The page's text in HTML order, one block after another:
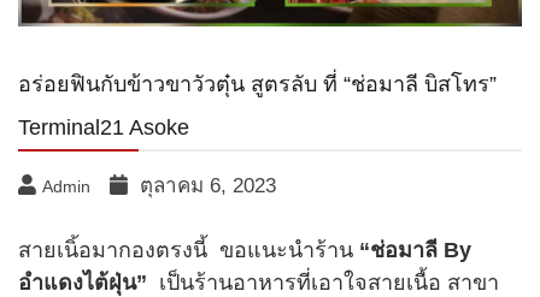
อร่อยฟินกับข้าวขาวัวตุ๋น สูตรลับ ที่ “ช่อมาลี บิสโทร”
Terminal21 Asoke
Admin ตุลาคม 6, 2023
สายเนิ้อมากองตรงนี้ ขอแนะนำร้าน “ช่อมาลี By
อำแดงไต้ฝุ่น” เป็นร้านอาหารที่เอาใจสายเนื้อ สาขา